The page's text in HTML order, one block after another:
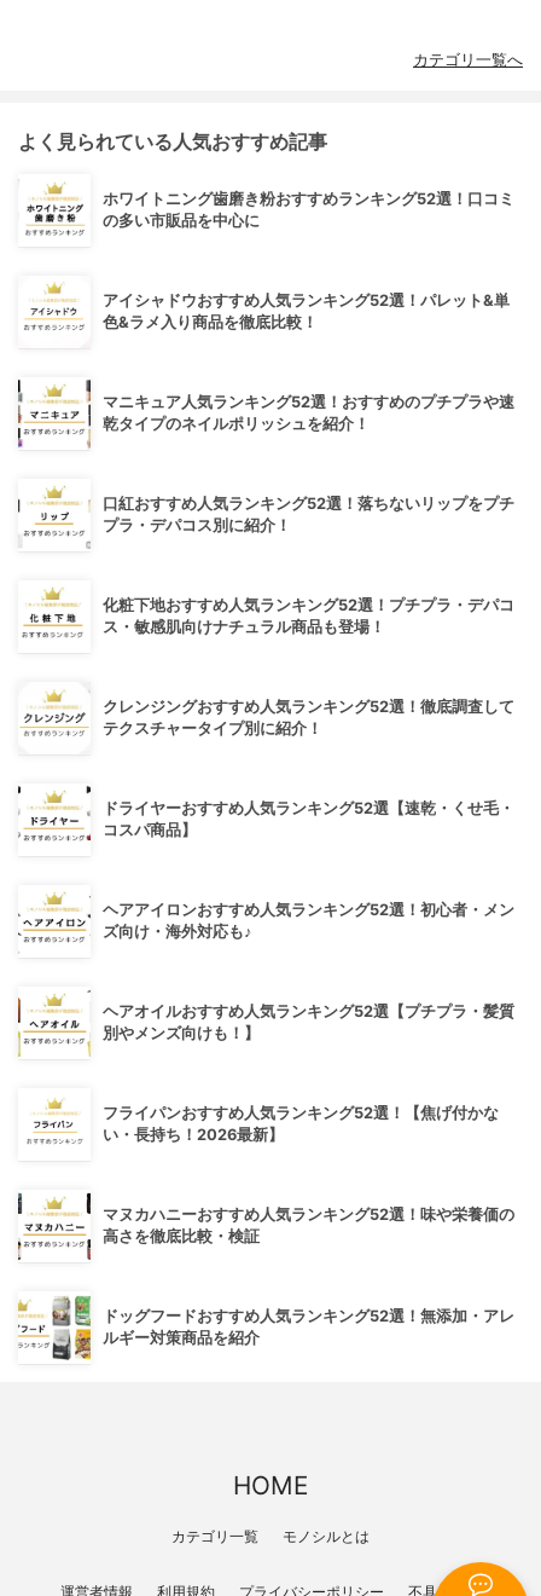
カテゴリ一覧へ
よく見られている人気おすすめ記事
ホワイトニング歯磨き粉おすすめランキング52選！口コミ
の多い市販品を中心に
アイシャドウおすすめ人気ランキング52選！パレット&単
色&ラメ入り商品を徹底比較！
マニキュア人気ランキング52選！おすすめのプチプラや速
乾タイプのネイルポリッシュを紹介！
口紅おすすめ人気ランキング52選！落ちないリップをプチ
プラ・デパコス別に紹介！
化粧下地おすすめ人気ランキング52選！プチプラ・デパコ
ス・敏感肌向けナチュラル商品も登場！
クレンジングおすすめ人気ランキング52選！徹底調査して
テクスチャータイプ別に紹介！
ドライヤーおすすめ人気ランキング52選【速乾・くせ毛・
コスパ商品】
ヘアアイロンおすすめ人気ランキング52選！初心者・メン
ズ向け・海外対応も♪
ヘアオイルおすすめ人気ランキング52選【プチプラ・髪質
別やメンズ向けも！】
フライパンおすすめ人気ランキング52選！【焦げ付かな
い・長持ち！2026最新】
マヌカハニーおすすめ人気ランキング52選！味や栄養価の
高さを徹底比較・検証
ドッグフードおすすめ人気ランキング52選！無添加・アレ
ルギー対策商品を紹介
HOME
カテゴリ一覧 モノシルとは
運営者情報 利用規約 プライバシーポリシー 不具合報告